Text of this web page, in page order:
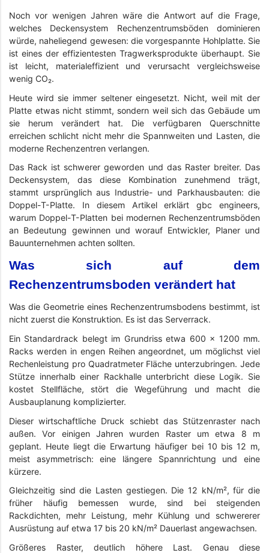
Noch vor wenigen Jahren wäre die Antwort auf die Frage,
welches Deckensystem Rechenzentrumsböden dominieren
würde, naheliegend gewesen: die vorgespannte Hohlplatte. Sie
ist eines der effizientesten Tragwerksprodukte überhaupt. Sie
ist leicht, materialeffizient und verursacht vergleichsweise
wenig CO₂.
Heute wird sie immer seltener eingesetzt. Nicht, weil mit der
Platte etwas nicht stimmt, sondern weil sich das Gebäude um
sie herum verändert hat. Die verfügbaren Querschnitte
erreichen schlicht nicht mehr die Spannweiten und Lasten, die
moderne Rechenzentren verlangen.
Das Rack ist schwerer geworden und das Raster breiter. Das
Deckensystem, das diese Kombination zunehmend trägt,
stammt ursprünglich aus Industrie- und Parkhausbauten: die
Doppel-T-Platte. In diesem Artikel erklärt gbc engineers,
warum Doppel-T-Platten bei modernen Rechenzentrumsböden
an Bedeutung gewinnen und worauf Entwickler, Planer und
Bauunternehmen achten sollten.
Was sich auf dem
Rechenzentrumsboden verändert hat
Was die Geometrie eines Rechenzentrumsbodens bestimmt, ist
nicht zuerst die Konstruktion. Es ist das Serverrack.
Ein Standardrack belegt im Grundriss etwa 600 × 1200 mm.
Racks werden in engen Reihen angeordnet, um möglichst viel
Rechenleistung pro Quadratmeter Fläche unterzubringen. Jede
Stütze innerhalb einer Rackhalle unterbricht diese Logik. Sie
kostet Stellfläche, stört die Wegeführung und macht die
Ausbauplanung komplizierter.
Dieser wirtschaftliche Druck schiebt das Stützenraster nach
außen. Vor einigen Jahren wurden Raster um etwa 8 m
geplant. Heute liegt die Erwartung häufiger bei 10 bis 12 m,
meist asymmetrisch: eine längere Spannrichtung und eine
kürzere.
Gleichzeitig sind die Lasten gestiegen. Die 12 kN/m², für die
früher häufig bemessen wurde, sind bei steigenden
Rackdichten, mehr Leistung, mehr Kühlung und schwererer
Ausrüstung auf etwa 17 bis 20 kN/m² Dauerlast angewachsen.
Größeres Raster, deutlich höhere Last. Genau diese